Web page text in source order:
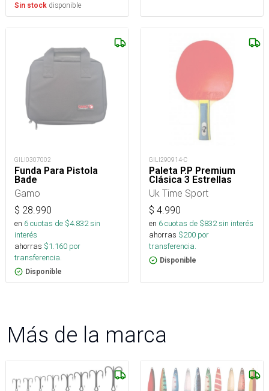
Sin stock disponible
GILI0307002
Funda Para Pistola
Bade
Gamo
$ 28.990
en 6cuotas de $4.832sin
interés
ahorras $1.160 por
transferencia.
Disponible
GILI290914-C
Paleta P.P Premium
Clásica 3 Estrellas
Uk Time Sport
$ 4.990
en 6cuotas de $832sin interés
ahorras $200 por
transferencia.
Disponible
Más de la marca